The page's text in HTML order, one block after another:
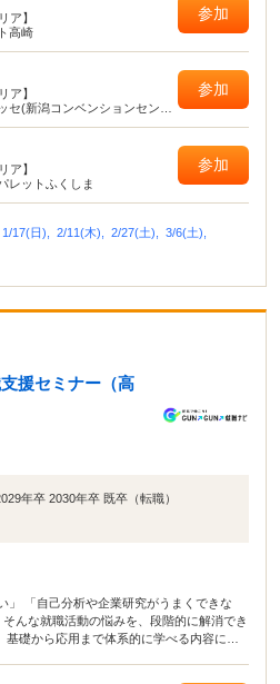
ア】
高崎
参加
ア】
セ(新潟コンベンションセンタ
参加
ア】
レットふくしま
参加
1/17(日), 2/11(木), 2/27(土),
3/6(土),
援セミナー（高
年卒 2030年卒 既卒（転職）
」 「自己分析や企業研究がうまくできな
んな就職活動の悩みを、段階的に解消でき
れぞれに合った進め方をサポートします。